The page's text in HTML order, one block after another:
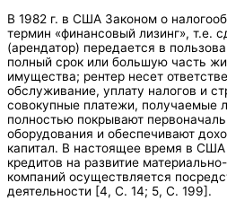
В 1982 г. в США Законом о
термин «финансовый лизинг», т.е.
(арендатор) передается в
полный срок или большую часть
имущества; рентер несет
обслуживание, уплату налогов и
совокупные платежи, получаемые
полностью покрывают
оборудования и обеспечивают
капитал. В настоящее время в
кредитов на развитие
компаний осуществляется
деятельности [4, С. 14; 5, С. 199].